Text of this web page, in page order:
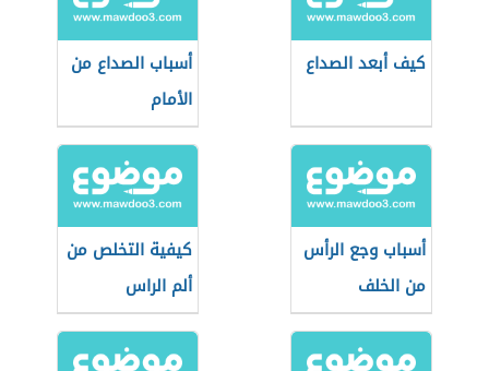
كيف أبعد الصداع
أسباب الصداع من
الأمام
أسباب وجع الرأس
من الخلف
كيفية التخلص من
ألم الراس